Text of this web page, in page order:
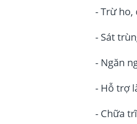
- Trừ
- Sát
- Ngăn
- Hỗ trợ
- Chữa